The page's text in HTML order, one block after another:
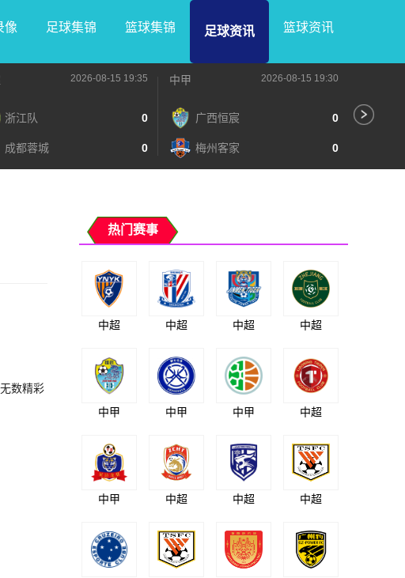
像 足球集锦 篮球集锦 足球资讯 篮球资讯
2026-08-15 19:35
浙江队 0
成都蓉城 0
中甲 2026-08-15 19:30
广西恒宸 0
梅州客家 0
数精彩
热门赛事
中超 中超 中超 中超
中甲 中甲 中甲 中超
中甲 中超 中超 中超